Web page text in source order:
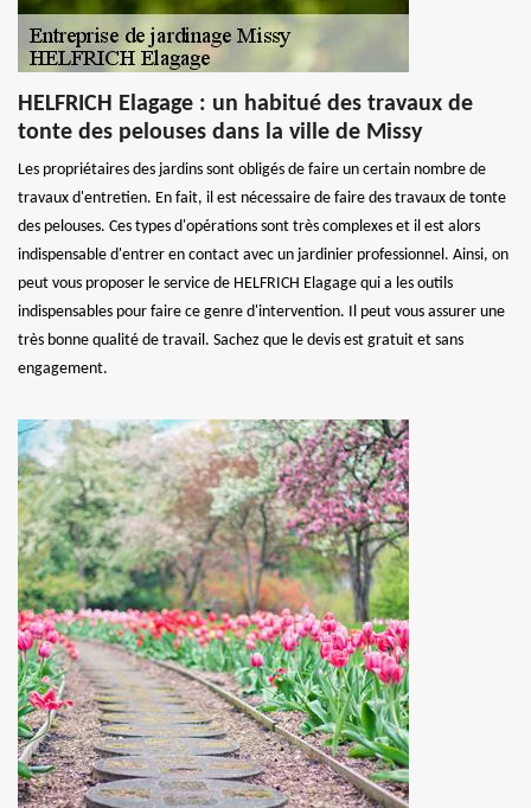
HELFRICH Elagage : un habitué des travaux de
tonte des pelouses dans la ville de Missy
Les propriétaires des jardins sont obligés de faire un certain nombre de
travaux d'entretien. En fait, il est nécessaire de faire des travaux de tonte
des pelouses. Ces types d'opérations sont très complexes et il est alors
indispensable d'entrer en contact avec un jardinier professionnel. Ainsi, on
peut vous proposer le service de HELFRICH Elagage qui a les outils
indispensables pour faire ce genre d'intervention. Il peut vous assurer une
très bonne qualité de travail. Sachez que le devis est gratuit et sans
engagement.